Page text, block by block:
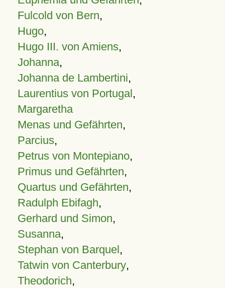
Fulcold von Bern,
Hugo,
Hugo III. von Amiens,
Johanna,
Johanna de Lambertini,
Laurentius von Portugal,
Margaretha
Menas und Gefährten,
Parcius,
Petrus von Montepiano,
Primus und Gefährten,
Quartus und Gefährten,
Radulph Ebifagh,
Gerhard und Simon,
Susanna,
Stephan von Barquel,
Tatwin von Canterbury,
Theodorich,